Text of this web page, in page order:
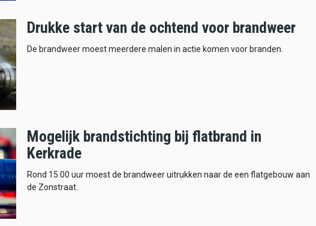
Drukke start van de ochtend voor brandweer
De brandweer moest meerdere malen in actie komen voor branden.
Mogelijk brandstichting bij flatbrand in
Kerkrade
Rond 15.00 uur moest de brandweer uitrukken naar de een flatgebouw aan
de Zonstraat.